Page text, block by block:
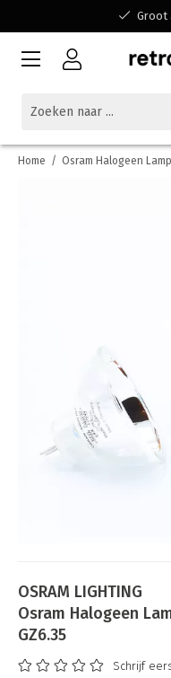
Groot
Home / Osram Halogeen Lamp
OSRAM LIGHTING
Osram Halogeen
GZ6.35
Schrijf